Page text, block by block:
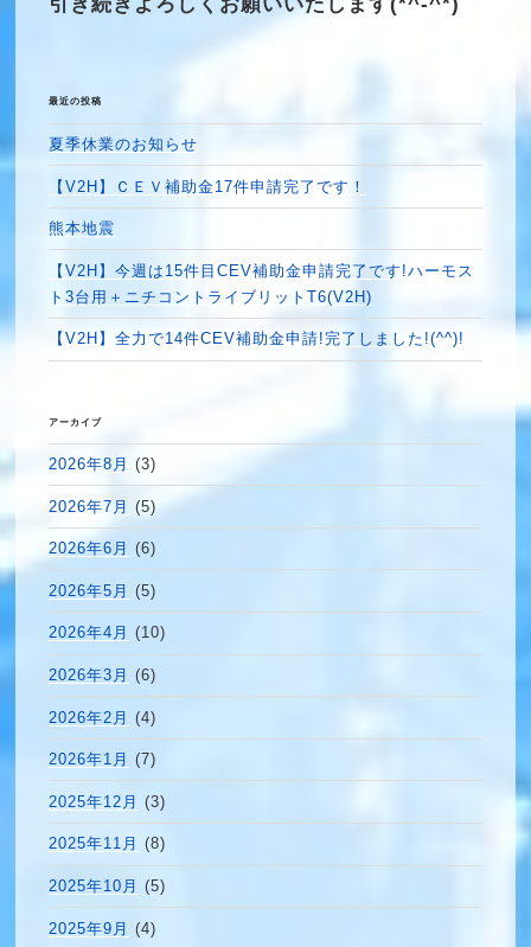
最近の投稿
夏季休業のお知らせ
【V2H】ＣＥＶ補助金17件申請完了です！
熊本地震
【V2H】今週は15件目CEV補助金申請完了です!ハーモス
ト3台用＋ニチコントライブリットT6(V2H)
【V2H】全力で14件CEV補助金申請!完了しました!(^^)!
アーカイブ
2026年8月 (3)
2026年7月 (5)
2026年6月 (6)
2026年5月 (5)
2026年4月 (10)
2026年3月 (6)
2026年2月 (4)
2026年1月 (7)
2025年12月 (3)
2025年11月 (8)
2025年10月 (5)
2025年9月 (4)